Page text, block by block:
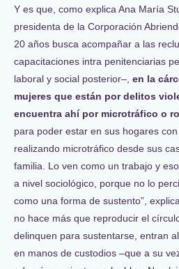
Y es que, como explica Ana María
presidenta de la Corporación
20 años busca acompañar a las
capacitaciones intra penitenciarias
laboral y social posterior–, en la
mujeres que están por delitos
encuentra ahí por microtráfico o
para poder estar en sus hogares
realizando microtráfico desde sus
familia. Lo ven como un trabajo y
a nivel sociológico, porque no lo
como una forma de sustento”,
no hace más que reproducir el
delinquen para sustentarse, entran
en manos de custodios –que a su